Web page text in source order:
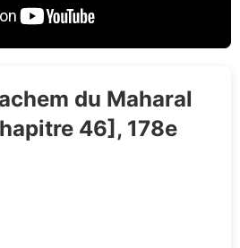
du Maharal
46], 178e